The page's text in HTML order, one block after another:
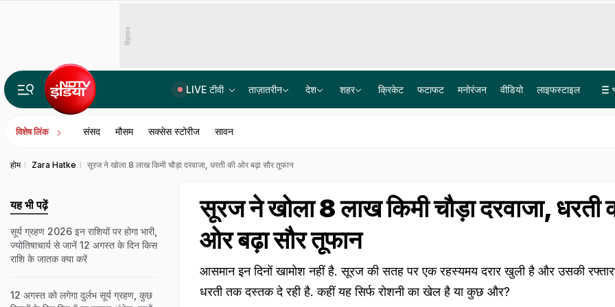
विज्ञापन
LIVE टीवी ताज़ातरीन देश शहर क्रिकेट फटाफट मनोरंजन वीडियो लाइफस्टाइल
विशेष लिंक संसद मौसम सक्सेस स्टोरीज सावन
होम Zara Hatke सूरज ने खोला 8 लाख किमी चौड़ा दरवाजा, धरती की ओर बढ़ा सौर तूफान
सूरज ने खोला 8 लाख किमी चौड़ा दरवाजा, धरती
ओर बढ़ा सौर तूफान
आसमान इन दिनों खामोश नहीं है. सूरज की सतह पर एक रहस्यमय दरार खुली है और उसकी
धरती तक दस्तक दे रही है. कहीं यह सिर्फ रोशनी का खेल है या कुछ और?
यह भी पढ़ें
सूर्य ग्रहण 2026 इन राशियों पर होगा भारी,
ज्योतिषाचार्य से जानें 12 अगस्त के दिन किस
राशि के जातक क्या करें
12 अगस्त को लगेगा दुर्लभ सूर्य ग्रहण, कुछ